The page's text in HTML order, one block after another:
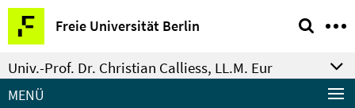
Springe
direkt
zu
Inhalt
Freie Universität Berlin
Service-
Navigation
Univ.-Prof. Dr. Christian Calliess, LL.M. Eur
MENÜ